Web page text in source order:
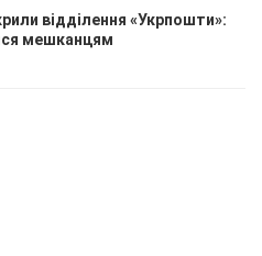
відділення «Укрпошти»:
мешканцям